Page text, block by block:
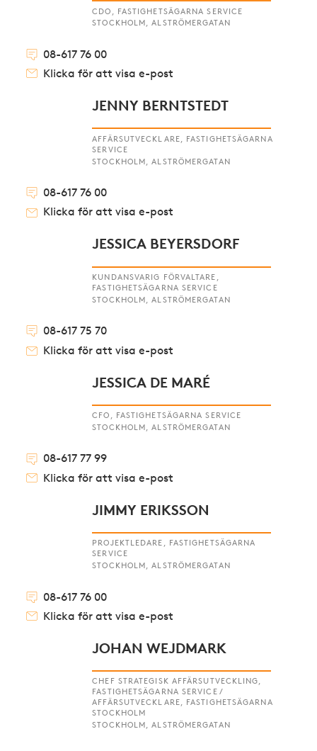
CDO, FASTIGHETSÄGARNA SERVICE
STOCKHOLM, ALSTRÖMERGATAN
08-617 76 00
Klicka för att visa e-post
JENNY BERNTSTEDT
AFFÄRSUTVECKLARE, FASTIGHETSÄGARNA
SERVICE
STOCKHOLM, ALSTRÖMERGATAN
08-617 76 00
Klicka för att visa e-post
JESSICA BEYERSDORF
KUNDANSVARIG FÖRVALTARE,
FASTIGHETSÄGARNA SERVICE
STOCKHOLM, ALSTRÖMERGATAN
08-617 75 70
Klicka för att visa e-post
JESSICA DE MARÉ
CFO, FASTIGHETSÄGARNA SERVICE
STOCKHOLM, ALSTRÖMERGATAN
08-617 77 99
Klicka för att visa e-post
JIMMY ERIKSSON
PROJEKTLEDARE, FASTIGHETSÄGARNA
SERVICE
STOCKHOLM, ALSTRÖMERGATAN
08-617 76 00
Klicka för att visa e-post
JOHAN WEJDMARK
CHEF STRATEGISK AFFÄRSUTVECKLING,
FASTIGHETSÄGARNA SERVICE /
AFFÄRSUTVECKLARE, FASTIGHETSÄGARNA
STOCKHOLM
STOCKHOLM, ALSTRÖMERGATAN